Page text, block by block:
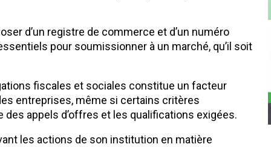
d’un registre de commerce et d’un numéro
pour soumissionner à un marché, qu’il soit
fiscales et sociales constitue un facteur
entreprises, même si certains critères
appels d’offres et les qualifications exigées.
les actions de son institution en matière